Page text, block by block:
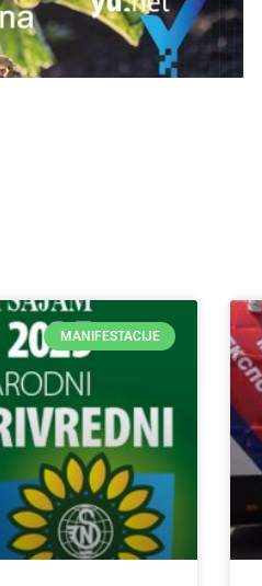
MANIFESTACIJE